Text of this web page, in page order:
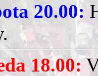
20.00:
18.00: